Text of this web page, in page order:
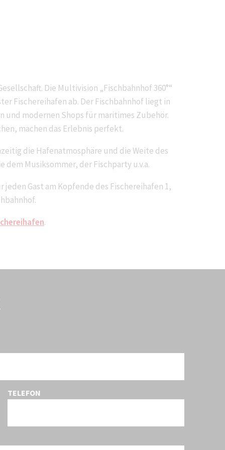
Die Multivision „Fischbahnhof 360°“
Fischereihafen ab. Der Fischbahnhof liegt in
modernen Shops für maritimes Zubehör.
machen das Erlebnis perfekt.
die Hafenatmosphäre und die Weite des
Musiksommer, der Fischparty u.v.a.
Gast am Kopfende des Fischereihafen 1,
.
TELEFON